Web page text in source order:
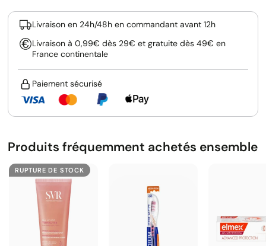
Livraison en 24h/48h en commandant avant 12h
Livraison à 0,99€ dès 29€ et gratuite dès 49€ en
France continentale
Paiement sécurisé
Produits fréquemment achetés ensemble
RUPTURE DE STOCK